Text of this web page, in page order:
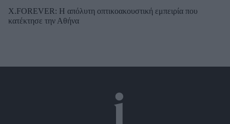
X.FOREVER: Η απόλυτη οπτικοακουστική εμπειρία που
κατέκτησε την Αθήνα